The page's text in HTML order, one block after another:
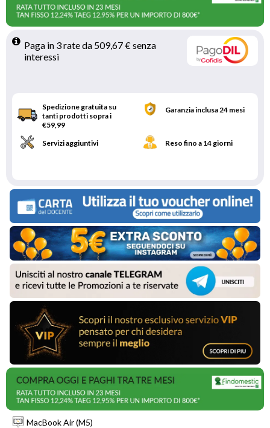
Paga in 3 rate da 509,67 € senza
interessi
Spedizione gratuita su
tanti prodotti sopra i
€59,99
Garanzia inclusa 24 mesi
Servizi aggiuntivi Reso fino a 14 giorni
MacBook Air (M5)